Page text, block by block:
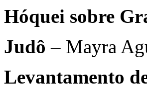
Hóquei sobre
Judô – Mayra
Levantamento